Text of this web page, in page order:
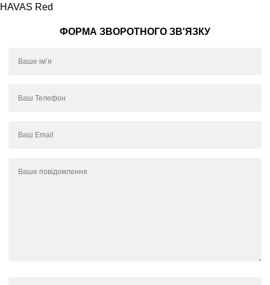
HAVAS Red
ФОРМА ЗВОРОТНОГО ЗВ'ЯЗКУ